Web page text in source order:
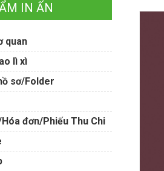
IN ẤN
quan
lì xì
sơ/Folder
Hóa đơn/Phiếu Thu Chi